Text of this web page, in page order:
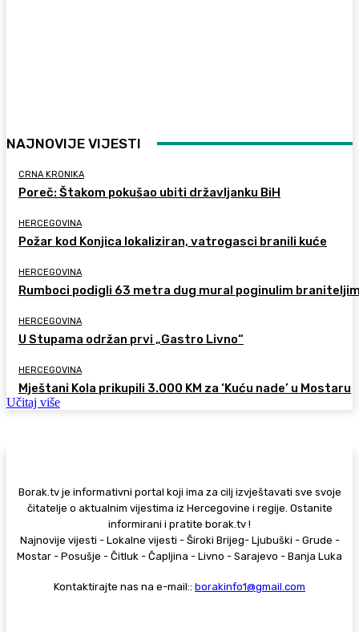
NAJNOVIJE VIJESTI
CRNA KRONIKA
Poreč: Štakom pokušao ubiti državljanku BiH
HERCEGOVINA
Požar kod Konjica lokaliziran, vatrogasci branili kuće
HERCEGOVINA
Rumboci podigli 63 metra dug mural poginulim
HERCEGOVINA
U Stupama održan prvi „Gastro Livno“
HERCEGOVINA
Mještani Kola prikupili 3.000 KM za ‘Kuću nade’ u Mostaru
Učitaj više
Borak.tv je informativni portal koji ima za cilj izvještavati sve svoje
čitatelje o aktualnim vijestima iz Hercegovine i regije. Ostanite
informirani i pratite borak.tv !
Najnovije vijesti - Lokalne vijesti - Široki Brijeg- Ljubuški - Grude -
Mostar - Posušje - Čitluk - Čapljina - Livno - Sarajevo - Banja Luka
Kontaktirajte nas na e-mail:: borakinfo1@gmail.com